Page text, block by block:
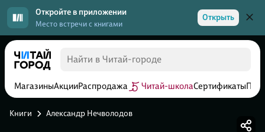
Откройте в приложении
Место встречи с книгами
Открыть
МагазиныАкцииРаспродажа Читай-школаСертификаты
Книги Александр Нечволодов